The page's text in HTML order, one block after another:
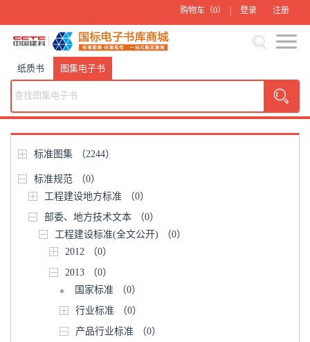
购物车（0） | 登录 注册
纸质书 图集电子书
标准图集 （2244）
标准规范
（0）
工程建设地方标准
（0）
部委、地方技术文本
（0）
工程建设标准(全文公开)
（0）
2012
（0）
2013
（0）
国家标准
（0）
行业标准
（0）
产品行业标准
（0）